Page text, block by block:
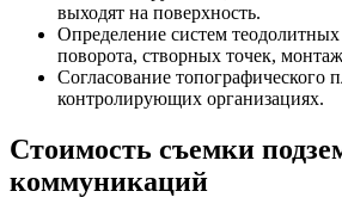
выходят на поверхность.
Определение систем теодолитных
поворота, створных точек,
Согласование топографического
контролирующих организациях.
Стоимость съемки
коммуникаций